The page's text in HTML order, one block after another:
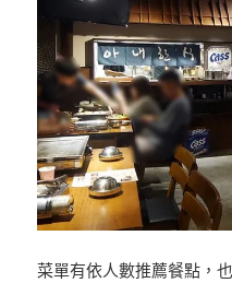
菜單有依人數推薦餐點，